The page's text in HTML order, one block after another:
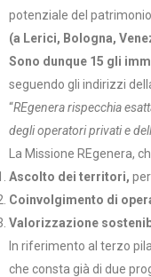
potenziale del
(a Lerici, Bologna,
Sono dunque 15 gli
seguendo gli indirizzi
“REgenera rispecchia
degli operatori privati e
La Missione REgenera,
Ascolto dei territori,
Coinvolgimento di
Valorizzazione
In riferimento al terzo
che consta già di due